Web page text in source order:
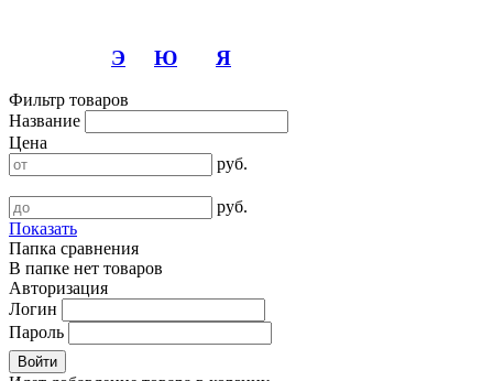
Э Ю Я
Фильтр товаров
Название
Цена
руб.
руб.
Показать
Папка сравнения
В папке нет товаров
Авторизация
Логин
Пароль
Войти